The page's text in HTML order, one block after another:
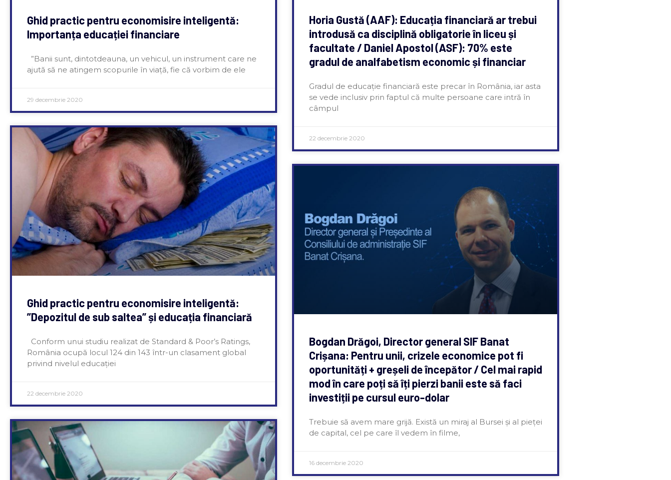
Ghid practic pentru economisire inteligentă:
Importanța educației financiare
”Banii sunt, dintotdeauna, un vehicul, un instrument care ne
ajută să ne atingem scopurile în viață, fie că vorbim de ele
29 decembrie 2020
Horia Gustă (AAF): Educația financiară ar trebui
introdusă ca disciplină obligatorie în liceu și
facultate / Daniel Apostol (ASF): 70% este
gradul de analfabetism economic și financiar
Gradul de educație financiară este precar în România, iar asta
se vede inclusiv prin faptul că multe persoane care intră în
câmpul
22 decembrie 2020
Ghid practic pentru economisire inteligentă:
”Depozitul de sub saltea” și educația financiară
Conform unui studiu realizat de Standard & Poor’s Ratings,
România ocupă locul 124 din 143 într-un clasament global
privind nivelul educației
22 decembrie 2020
Bogdan Drăgoi, Director general SIF Banat
Crișana: Pentru unii, crizele economice pot fi
oportunități + greșeli de începător / Cel mai rapid
mod în care poți să îți pierzi banii este să faci
investiții pe cursul euro-dolar
Trebuie să avem mare grijă. Există un miraj al Bursei și al pieței
de capital, cel pe care îl vedem în filme,
16 decembrie 2020